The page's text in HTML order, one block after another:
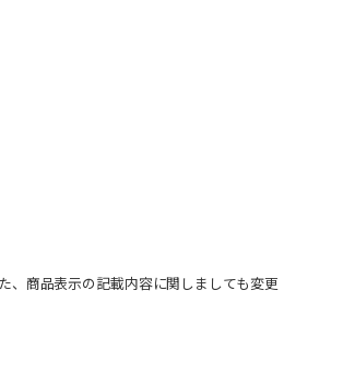
商品表示の記載内容に関しましても変更